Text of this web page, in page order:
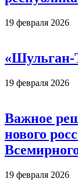
19 февраля 2026
19 февраля 2026
Важное
нового
19 февраля 2026